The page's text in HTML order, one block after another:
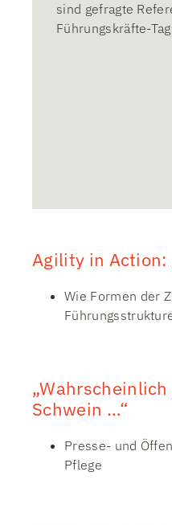
sind gefragte
Führungskräfte-
Agility in Action:
Wie Formen der
Schwein …“
Presse- und
Pflege